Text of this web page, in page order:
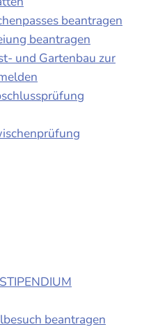
beantragen
beantragen
und Gartenbau zur
beantragen